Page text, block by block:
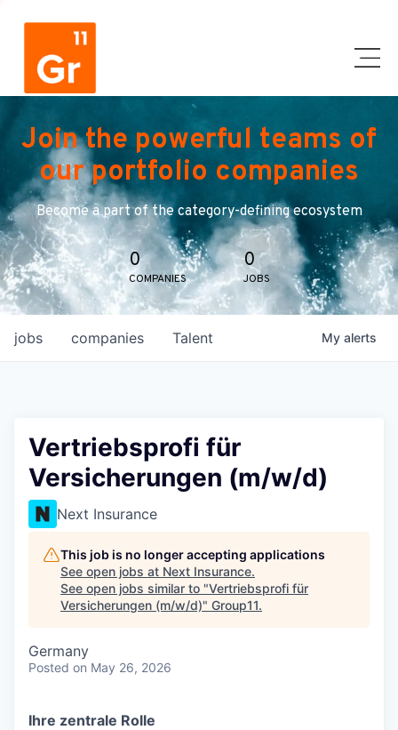
Join the powerful teams of
our portfolio companies
Become a part of the category-defining ecosystem
0
COMPANIES
0
JOBS
jobs companies Talent My alerts
Vertriebsprofi für
Versicherungen (m/w/d)
Next Insurance
This job is no longer accepting applications
See open jobs at Next Insurance.
See open jobs similar to "Vertriebsprofi für
Versicherungen (m/w/d)" Group11.
Germany
Posted on May 26, 2026
Ihre zentrale Rolle